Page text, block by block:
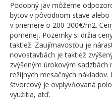
Podobný jav môžeme
bytov v pôvodnom stave alebo
v priemere o 200-300€/m2.
pomenej. Pozemky si držia
taktiež. Zaujímavosťou je
novostavbách je taktiež
zvýšeným úrokovým sadzbách
režijných mesačných
štvorcový je ovplyvňovaná
využitia, atď.